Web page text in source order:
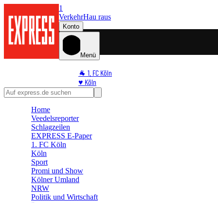
1
VerkehrHau raus
Konto
Menü
🐐 1. FC Köln
♥️ Köln
⭐ Promi
🛒 Shoppingwelt
Home
Veedelsreporter
Schlagzeilen
EXPRESS E-Paper
1. FC Köln
Köln
Sport
Promi und Show
Kölner Umland
NRW
Politik und Wirtschaft